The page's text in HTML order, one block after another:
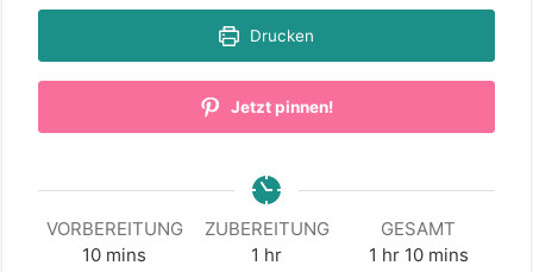
Drucken
Jetzt pinnen!
VORBEREITUNG
10minutes
mins
ZUBEREITUNG
1 hour
hr
GESAMT
1 hour
hr 10minutes
mins